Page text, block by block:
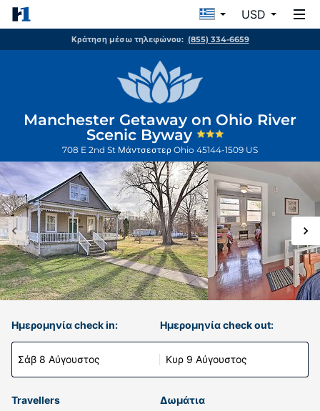
USD
Κράτηση μέσω τηλεφώνου: (855) 334-6659
Manchester Getaway on Ohio River
Scenic Byway
708 E 2nd St Μάντσεστερ Ohio 45144-1509 US
Ημερομηνία check in:
Σάβ 8 Αύγουστος
Ημερομηνία check out:
Κυρ 9 Αύγουστος
Travellers Δωμάτια